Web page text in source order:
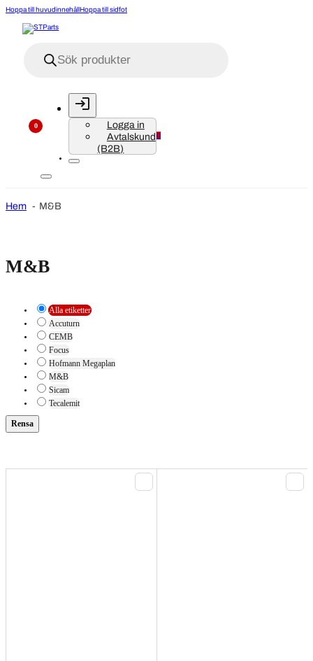
Hoppa till huvudinnehållHoppa till sidfot
Logga in
Avtalskund
(B2B)
0
0
Hem M&B
M&B
Alla etiketter
Accuturn
CEMB
Focus
Hofmann Megaplan
M&B
Sicam
Tecalemit
Rensa